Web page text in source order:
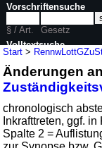
Start >
Änderungen an
chronologisch
Inkrafttreten, ggf.
Spalte 2 =
Vorschriftensuche
§ / Art.
Gesetz
Volltextsuche
nur in